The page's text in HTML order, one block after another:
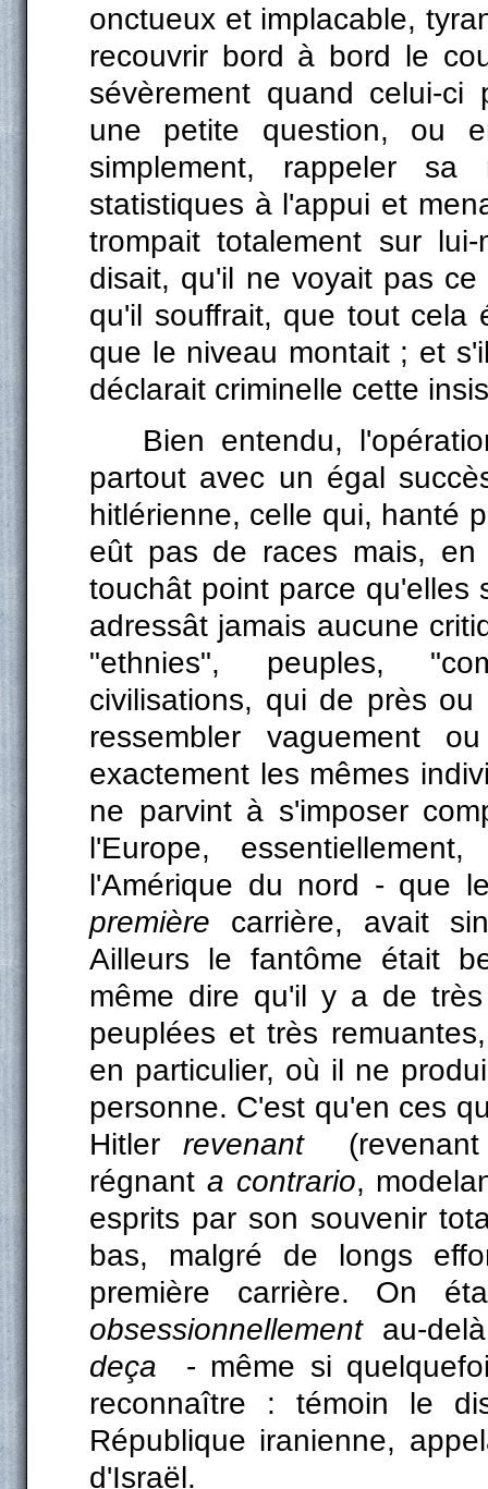
onctueux et implacable,
recouvrir bord à bord le
sévèrement quand celui-
une petite question, ou
simplement, rappeler
statistiques à l'appui et
trompait totalement sur
disait, qu'il ne voyait pas
qu'il souffrait, que tout
que le niveau montait ; et
déclarait criminelle cette
Bien entendu,
partout avec un égal
hitlérienne, celle qui, hanté
eût pas de races mais,
touchât point parce qu'elles
adressât jamais aucune
"ethnies", peuples,
civilisations, qui de près
ressembler vaguement
exactement les mêmes
ne parvint à s'imposer
l'Europe,
l'Amérique du nord - que
première carrière, avait
Ailleurs le fantôme était
même dire qu'il y a de
peuplées et très
en particulier, où il ne
personne. C'est qu'en ces
Hitler revenant
régnant a contrario,
esprits par son souvenir
bas, malgré de longs
première carrière. On
obsessionnellementau-delà
deça
- même si
reconnaître : témoin le
République iranienne,
d'Israël.